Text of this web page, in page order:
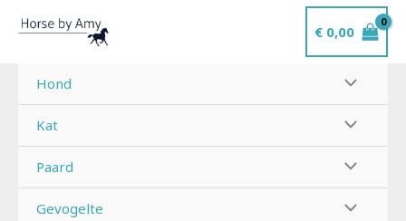
naar
inhoud
€0,00
Hond
Kat
Paard
Gevogelte